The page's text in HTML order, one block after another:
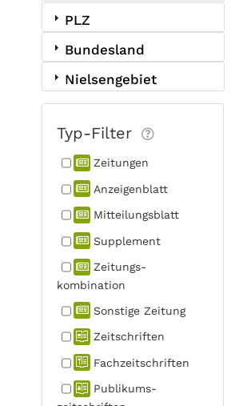
PLZ
Bundesland
Nielsengebiet
Typ-Filter
Zeitungen
Anzeigen­blatt
Mitteilungs­blatt
Supplement
Zeitungs­
kombination
Sonstige Zeitung
Zeitschriften
Fachzeit­schriften
Publikums­